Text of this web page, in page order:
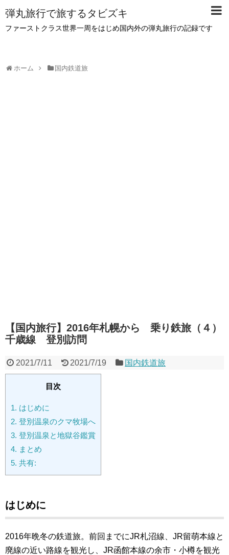
弾丸旅行で旅するタビズキ
ファーストクラス世界一周をはじめ国内外の弾丸旅行の記録です
ホーム 国内鉄道旅
【国内旅行】2016年札幌から 乗り鉄旅（４）
千歳線 登別訪問
2021/7/11 2021/7/19 国内鉄道旅
目次
1. はじめに
2. 登別温泉のクマ牧場へ
3. 登別温泉と地獄谷鑑賞
4. まとめ
5. 共有:
はじめに
2016年晩冬の鉄道旅。前回までにJR札沼線、JR留萌本線と
廃線の近い路線を観光し、JR函館本線の余市・小樽を観光